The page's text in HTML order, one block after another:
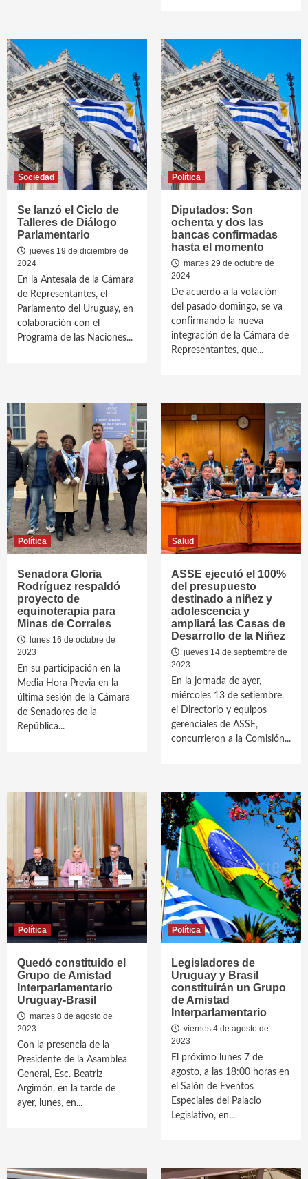
Sociedad
Se lanzó el Ciclo de
Talleres de Diálogo
Parlamentario
jueves 19 de diciembre de
2024
En la Antesala de la Cámara
de Representantes, el
Parlamento del Uruguay, en
colaboración con el
Programa de las Naciones...
Política
Diputados: Son
ochenta y dos las
bancas confirmadas
hasta el momento
martes 29 de octubre de
2024
De acuerdo a la votación
del pasado domingo, se va
confirmando la nueva
integración de la Cámara de
Representantes, que...
Política
Senadora Gloria
Rodríguez respaldó
proyecto de
equinoterapia para
Minas de Corrales
lunes 16 de octubre de
2023
En su participación en la
Media Hora Previa en la
última sesión de la Cámara
de Senadores de la
República...
Salud
ASSE ejecutó el 100%
del presupuesto
destinado a niñez y
adolescencia y
ampliará las Casas de
Desarrollo de la Niñez
jueves 14 de septiembre de
2023
En la jornada de ayer,
miércoles 13 de setiembre,
el Directorio y equipos
gerenciales de ASSE,
concurrieron a la Comisión...
Política
Quedó constituido el
Grupo de Amistad
Interparlamentario
Uruguay-Brasil
martes 8 de agosto de
2023
Con la presencia de la
Presidente de la Asamblea
General, Esc. Beatriz
Argimón, en la tarde de
ayer, lunes, en...
Política
Legisladores de
Uruguay y Brasil
constituirán un Grupo
de Amistad
Interparlamentario
viernes 4 de agosto de
2023
El próximo lunes 7 de
agosto, a las 18:00 horas en
el Salón de Eventos
Especiales del Palacio
Legislativo, en...